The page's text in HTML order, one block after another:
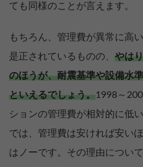
ても同様のことが言えます。
もちろん、管理費が異常に高
是正されているものの、 やは
のほうが、耐震基準や設備水
といえるでしょう。1998～
ションの管理費が相対的に低い
では、管理費は安ければ安い
はノーです。その理由につい